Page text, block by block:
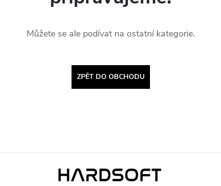
Můžete se ale podívat na ostatní kategorie.
ZPĚT DO OBCHODU